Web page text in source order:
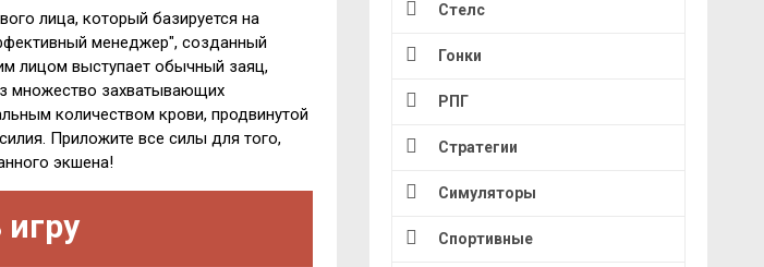
лица, который базируется на
менеджер", созданный
лицом выступает обычный заяц,
множество захватывающих
количеством крови, продвинутой
Приложите все силы для того,
экшена!
игру
Стелс
Гонки
РПГ
Стратегии
Симуляторы
Спортивные